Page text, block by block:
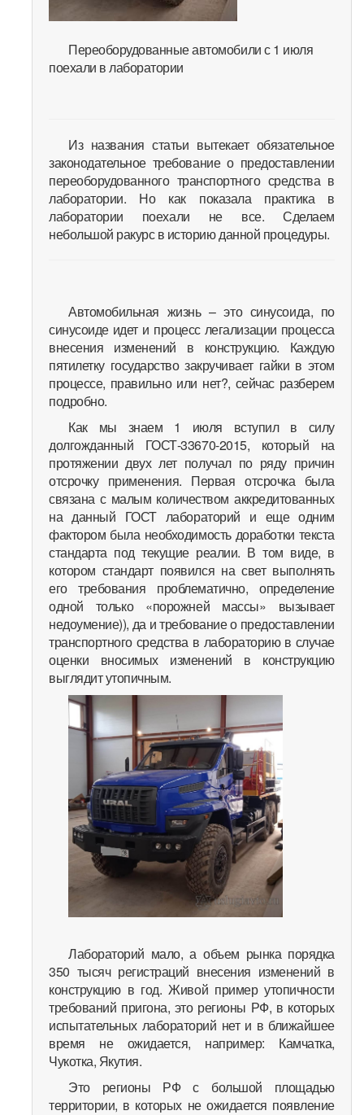
Переоборудованные автомобили с 1 июля
поехали в лаборатории
Из названия статьи вытекает обязательное
законодательное требование о предоставлении
переоборудованного транспортного средства в
лаборатории. Но как показала практика в
лаборатории поехали не все. Сделаем
небольшой ракурс в историю данной процедуры.
Автомобильная жизнь – это синусоида, по
синусоиде идет и процесс легализации процесса
внесения изменений в конструкцию. Каждую
пятилетку государство закручивает гайки в этом
процессе, правильно или нет?, сейчас разберем
подробно.
Как мы знаем 1 июля вступил в силу
долгожданный ГОСТ-33670-2015, который на
протяжении двух лет получал по ряду причин
отсрочку применения. Первая отсрочка была
связана с малым количеством аккредитованных
на данный ГОСТ лабораторий и еще одним
фактором была необходимость доработки текста
стандарта под текущие реалии. В том виде, в
котором стандарт появился на свет выполнять
его требования проблематично, определение
одной только «порожней массы» вызывает
недоумение)), да и требование о предоставлении
транспортного средства в лабораторию в случае
оценки вносимых изменений в конструкцию
выглядит утопичным.
Лабораторий мало, а объем рынка порядка
350 тысяч регистраций внесения изменений в
конструкцию в год. Живой пример утопичности
требований пригона, это регионы РФ, в которых
испытательных лабораторий нет и в ближайшее
время не ожидается, например: Камчатка,
Чукотка, Якутия.
Это регионы РФ с большой площадью
территории, в которых не ожидается появление